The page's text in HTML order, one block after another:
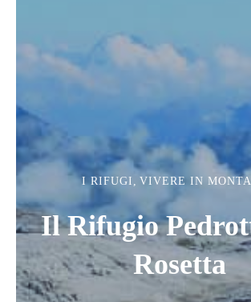
I RIFUGI VIVERE IN
Il Rifugio
Rosetta